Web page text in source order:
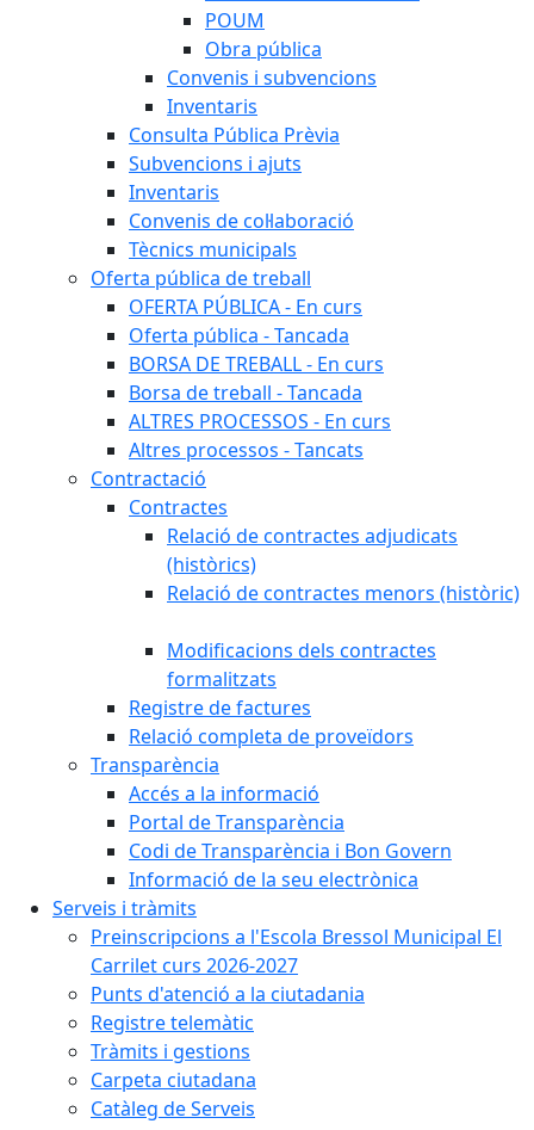
POUM
Obra pública
Convenis i subvencions
Inventaris
Consulta Pública Prèvia
Subvencions i ajuts
Inventaris
Convenis de col·laboració
Tècnics municipals
Oferta pública de treball
OFERTA PÚBLICA - En curs
Oferta pública - Tancada
BORSA DE TREBALL - En curs
Borsa de treball - Tancada
ALTRES PROCESSOS - En curs
Altres processos - Tancats
Contractació
Contractes
Relació de contractes adjudicats
(històrics)
Relació de contractes menors (històric)
Modificacions dels contractes
formalitzats
Registre de factures
Relació completa de proveïdors
Transparència
Accés a la informació
Portal de Transparència
Codi de Transparència i Bon Govern
Informació de la seu electrònica
Serveis i tràmits
Preinscripcions a l'Escola Bressol Municipal El
Carrilet curs 2026-2027
Punts d'atenció a la ciutadania
Registre telemàtic
Tràmits i gestions
Carpeta ciutadana
Catàleg de Serveis